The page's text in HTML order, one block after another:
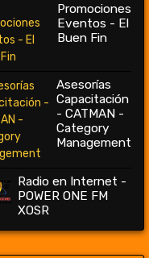
Promociones
Eventos - El
Buen Fin
Asesorías
Capacitación
- CATMAN -
Category
Management
Radio en Internet -
POWER ONE FM
XOSR